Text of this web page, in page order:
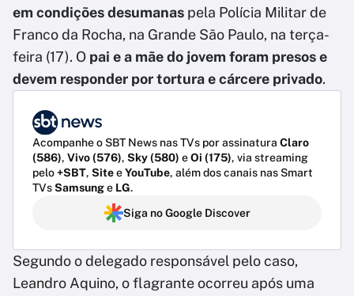
em condições desumanas pela Polícia Militar de
Franco da Rocha, na Grande São Paulo, na terça-
feira (17). O pai e a mãe do jovem foram presos e
devem responder por tortura e cárcere privado.
Acompanhe o SBT News nas TVs por assinatura Claro
(586), Vivo (576), Sky (580) eOi (175), via streaming
pelo+SBT, SiteeYouTube, além dos canais nas Smart
TVsSamsunge LG.
Siga no Google Discover
Segundo o delegado responsável pelo caso,
Leandro Aquino, o flagrante ocorreu após uma